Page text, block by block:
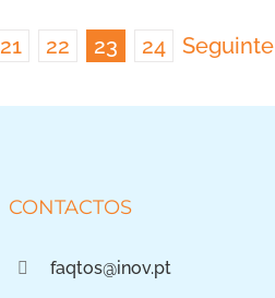
21 22 23 24 Seguinte
CONTACTOS
faqtos@inov.pt